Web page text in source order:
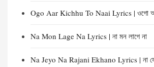
Ogo Aar Kichhu To Naai Lyrics | ওগো
Na Mon Lage Na Lyrics | না মন লাগে না
Na Jeyo Na Rajani Ekhano Lyrics | না